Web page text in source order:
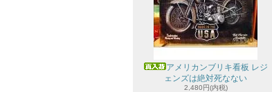
アメリカンブリキ看板 レジ
ェンズは絶対死なない
2,480円(内税)